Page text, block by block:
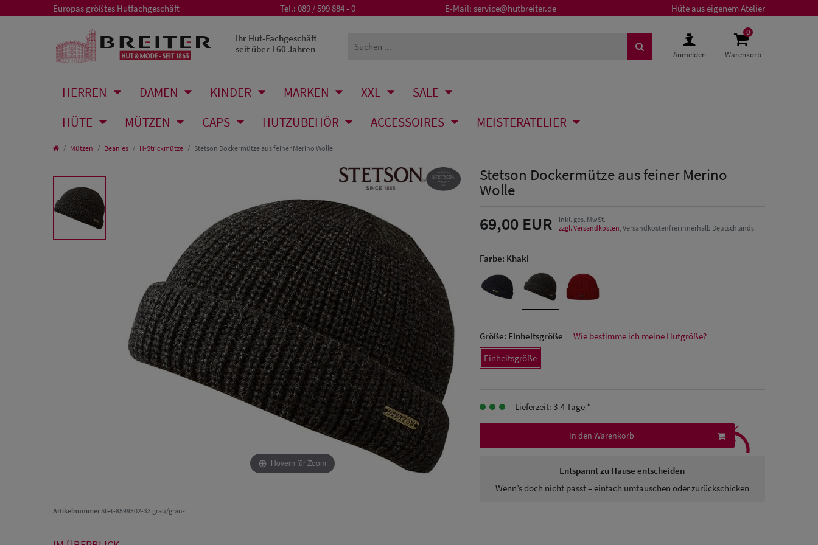
Europas größtes Hutfachgeschäft Tel.: 089 / 599 884 - 0 E-Mail: service@hutbreiter.de Hüte aus eigenem Atelier
Ihr Hut-Fachgeschäft
seit über 160 Jahren
Anmelden
0
Warenkorb
HERREN DAMEN KINDER MARKEN XXL
SALE
HÜTE
MÜTZEN CAPS HUTZUBEHÖR ACCESSOIRES MEISTERATELIER
Mützen Beanies H-Strickmütze Stetson Dockermütze aus feiner Merino Wolle
Hovern für Zoom
ArtikelnummerStet-8599302-33 grau/grau-.
Stetson Dockermütze aus feiner Merino
Wolle
69,00 EUR
inkl. ges. MwSt.
zzgl. Versandkosten, Versandkostenfrei innerhalb Deutschlands
Farbe: Khaki
Größe: Einheitsgröße
Wie bestimme ich meine Hutgröße?
Einheitsgröße
Lieferzeit: 3-4 Tage *
In den Warenkorb
Entspannt zu Hause entscheiden
Wenn’s doch nicht passt – einfach umtauschen oder zurückschicken
⤹